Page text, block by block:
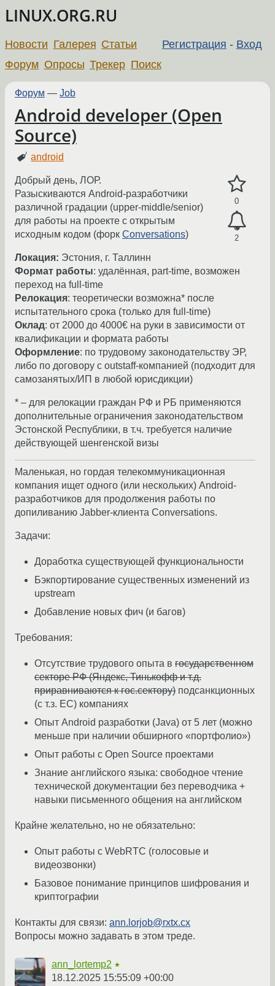
LINUX.ORG.RU
Регистрация - Вход
Новости Галерея Статьи
Форум Опросы Трекер Поиск
Форум — Job
Android developer (Open
Source)
android
0
2
Добрый день, ЛОР.
Разыскиваются Android-разработчики
различной градации (upper-middle/senior)
для работы на проекте с открытым
исходным кодом (форк Conversations)
Локация: Эстония, г. Таллинн
Формат работы: удалённая, part-time, возможен
переход на full-time
Релокация: теоретически возможна* после
испытательного срока (только для full-time)
Оклад: от 2000 до 4000€ на руки в зависимости от
квалификации и формата работы
Оформление: по трудовому законодательству ЭР,
либо по договору с outstaff-компанией (подходит для
самозанятых/ИП в любой юрисдикции)
* – для релокации граждан РФ и РБ применяются
дополнительные ограничения законодательством
Эстонской Республики, в т.ч. требуется наличие
действующей шенгенской визы
Маленькая, но гордая телекоммуникационная
компания ищет одного (или нескольких) Android-
разработчиков для продолжения работы по
допиливанию Jabber-клиента Conversations.
Задачи:
Доработка существующей функциональности
Бэкпортирование существенных изменений из
upstream
Добавление новых фич (и багов)
Требования:
Отсутствие трудового опыта в государственном
секторе РФ (Яндекс, Тинькофф и т.д.
приравниваются к гос.сектору) подсанкционных
(с т.з. ЕС) компаниях
Опыт Android разработки (Java) от 5 лет (можно
меньше при наличии обширного «портфолио»)
Опыт работы с Open Source проектами
Знание английского языка: свободное чтение
технической документации без переводчика +
навыки письменного общения на английском
Крайне желательно, но не обязательно:
Опыт работы с WebRTC (голосовые и
видеозвонки)
Базовое понимание принципов шифрования и
криптографии
Контакты для связи: ann.lorjob@rxtx.cx
Вопросы можно задавать в этом треде.
ann_lortemp2 ★
18.12.2025 15:55:09 +00:00